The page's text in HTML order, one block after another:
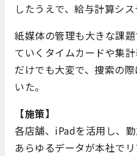
したうえで、給与計算シ
紙媒体の管理も大きな課
ていくタイムカードや集
だけでも大変で、捜索の
いた。
【施策】
各店舗、iPadを活用し、勤
あらゆるデータが本社で